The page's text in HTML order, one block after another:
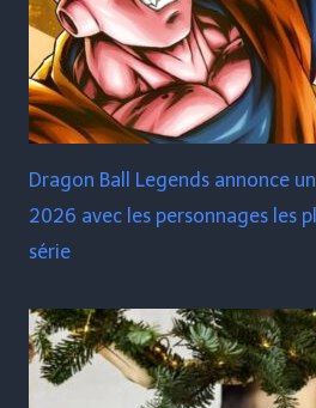
Dragon Ball Legends annonce
2026 avec les personnages les
série